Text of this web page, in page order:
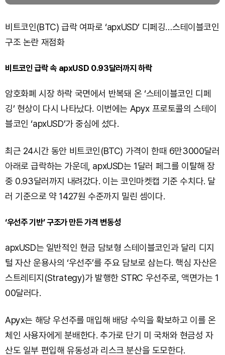
비트코인(BTC) 급락 여파로 ‘apxUSD’ 디페깅…스테이블코인
구조 논란 재점화
비트코인 급락 속 apxUSD 0.93달러까지 하락
암호화폐 시장 하락 국면에서 반복돼 온 ‘스테이블코인 디페
깅’ 현상이 다시 나타났다. 이번에는 Apyx 프로토콜의 스테이
블코인 ‘apxUSD’가 중심에 섰다.
최근 24시간 동안 비트코인(BTC) 가격이 한때 6만3000달러
아래로 급락하는 가운데, apxUSD는 1달러 페그를 이탈해 장
중 0.93달러까지 내려갔다. 이는 코인마켓캡 기준 수치다. 달
러 기준으로 약 1427원 수준까지 밀린 셈이다.
‘우선주 기반’ 구조가 만든 가격 변동성
apxUSD는 일반적인 현금 담보형 스테이블코인과 달리 디지
털 자산 운용사의 ‘우선주’를 주요 담보로 삼는다. 핵심 자산은
스트레티지(Strategy)가 발행한 STRC 우선주로, 액면가는 1
00달러다.
Apyx는 해당 우선주를 매입해 배당 수익을 확보하고 이를 온
체인 사용자에게 분배한다. 추가로 단기 미 국채와 현금성 자
산도 일부 편입해 유동성과 리스크 분산을 도모한다.